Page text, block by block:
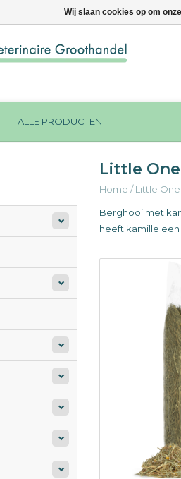
ALLE PRODUCTEN
Little
Home /Little
Berghooi met
heeft kamille
Wij slaan cookies op om